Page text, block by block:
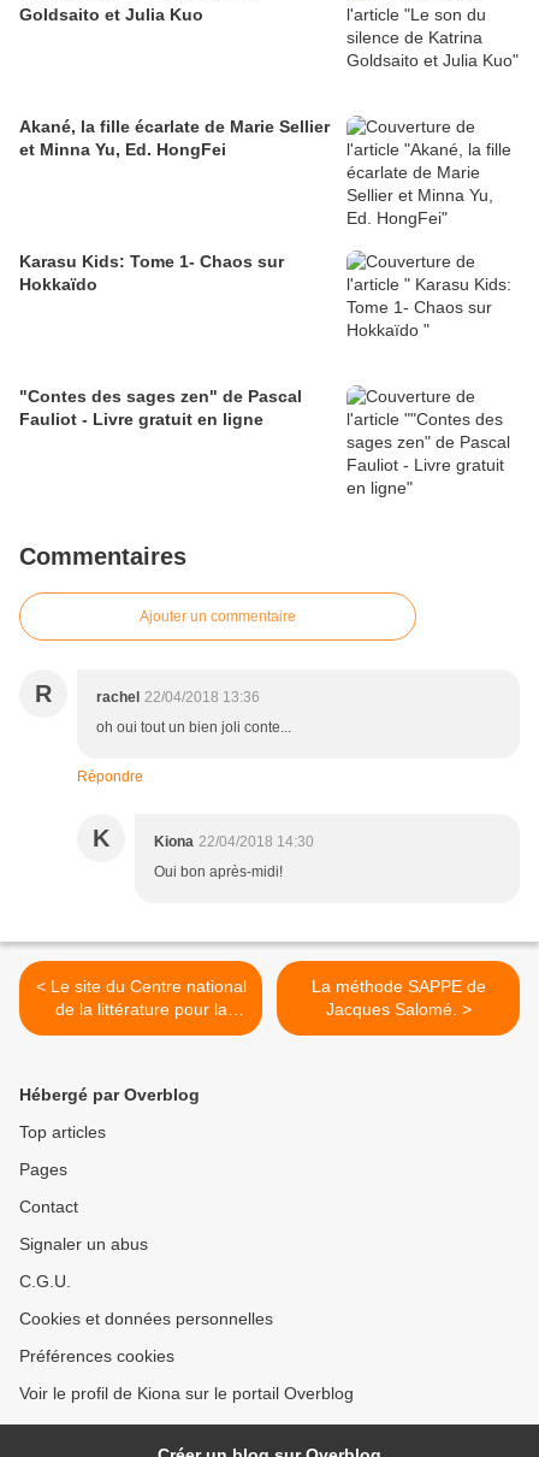
Goldsaito et Julia Kuo
Akané, la fille écarlate de Marie Sellier
et Minna Yu, Ed. HongFei
Karasu Kids: Tome 1- Chaos sur
Hokkaïdo
"Contes des sages zen" de Pascal
Fauliot - Livre gratuit en ligne
Commentaires
Ajouter un commentaire
R rachel 22/04/2018 13:36
oh oui tout un bien joli conte...
Répondre
K Kiona 22/04/2018 14:30
Oui bon après-midi!
< Le site du Centre national
de la littérature pour la
jeunesse et La Revue des
La méthode SAPPE de
Jacques Salomé. >
Hébergé par Overblog
Top articles
Pages
Contact
Signaler un abus
C.G.U.
Cookies et données personnelles
Préférences cookies
Voir le profil de Kiona sur le portail Overblog